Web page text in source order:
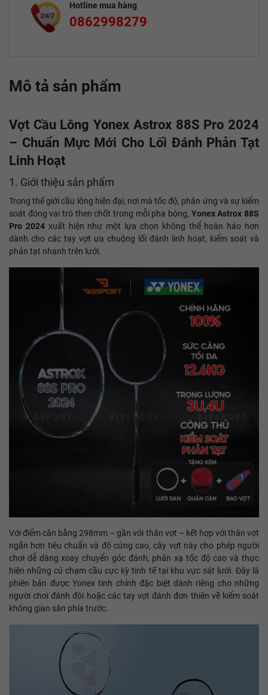
Hotline mua hàng
0862998279
Mô tả sản phẩm
Vợt Cầu Lông Yonex Astrox 88S Pro 2024
– Chuẩn Mực Mới Cho Lối Đánh Phản Tạt
Linh Hoạt
1. Giới thiệu sản phẩm
Trong thế giới cầu lông hiện đại, nơi mà tốc độ, phản ứng và sự kiểm
soát đóng vai trò then chốt trong mỗi pha bóng, Yonex Astrox 88S
Pro 2024xuất hiện như một lựa chọn không thể hoàn hảo hơn
dành cho các tay vợt ưa chuộng lối đánh linh hoạt, kiểm soát và
phản tạt nhanh trên lưới.
Với điểm cân bằng 298mm – gần với thân vợt – kết hợp với thân vợt
ngắn hơn tiêu chuẩn và độ cứng cao, cây vợt này cho phép người
chơi dễ dàng xoay chuyển góc đánh, phản xạ tốc độ cao và thực
hiện những cú chạm cầu cực kỳ tinh tế tại khu vực sát lưới. Đây là
phiên bản được Yonex tinh chỉnh đặc biệt dành riêng cho những
người chơi đánh đôi hoặc các tay vợt đánh đơn thiên về kiểm soát
không gian sân phía trước.